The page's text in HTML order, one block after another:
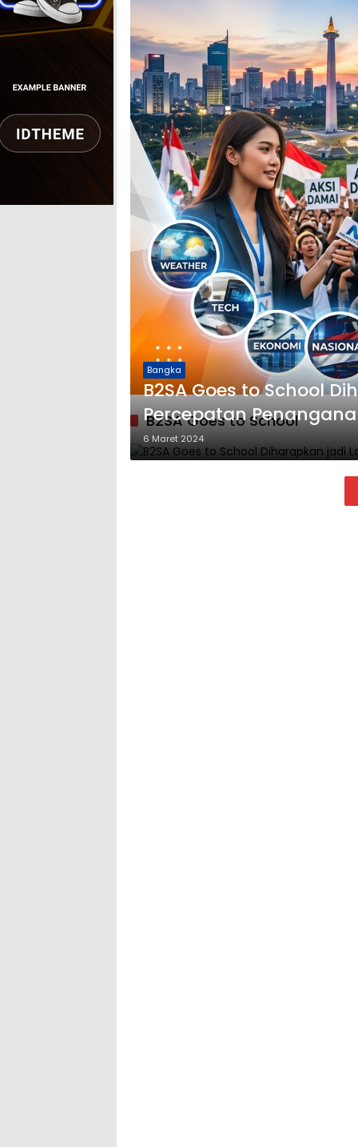
B2SA Goes to School
Bangka
B2SA Goes to School
Percepatan
6 Maret 2024